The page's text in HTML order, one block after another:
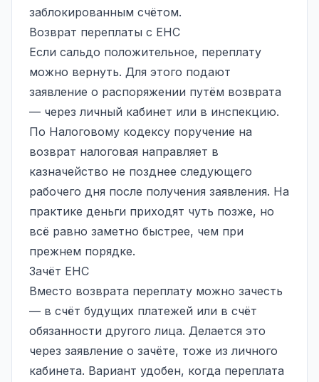
заблокированным счётом.
Возврат переплаты с ЕНС
Если сальдо положительное, переплату
можно вернуть. Для этого подают
заявление о распоряжении путём возврата
— через личный кабинет или в инспекцию.
По Налоговому кодексу поручение на
возврат налоговая направляет в
казначейство не позднее следующего
рабочего дня после получения заявления. На
практике деньги приходят чуть позже, но
всё равно заметно быстрее, чем при
прежнем порядке.
Зачёт ЕНС
Вместо возврата переплату можно зачесть
— в счёт будущих платежей или в счёт
обязанности другого лица. Делается это
через заявление о зачёте, тоже из личного
кабинета. Вариант удобен, когда переплата